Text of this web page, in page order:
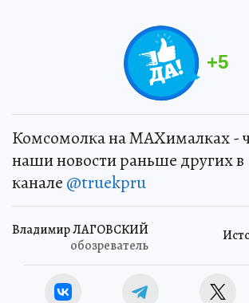
+5
Комсомолка на MAXималках -
наши новости раньше других в
канале @truekpru
Владимир ЛАГОВСКИЙ
обозреватель